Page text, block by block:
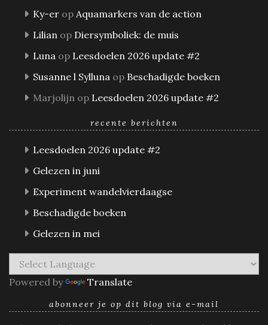
Ky-er op Aquamarkers van de action
Lilian op Diersymboliek: de muis
Luna op Leesdoelen 2026 update #2
Susanne l Sylluna op Beschadigde boeken
Marjolijn op Leesdoelen 2026 update #2
recente berichten
Leesdoelen 2026 update #2
Gelezen in juni
Experiment wandelvierdaagse
Beschadigde boeken
Gelezen in mei
Powered by Translate
abonneer je op dit blog via e-mail